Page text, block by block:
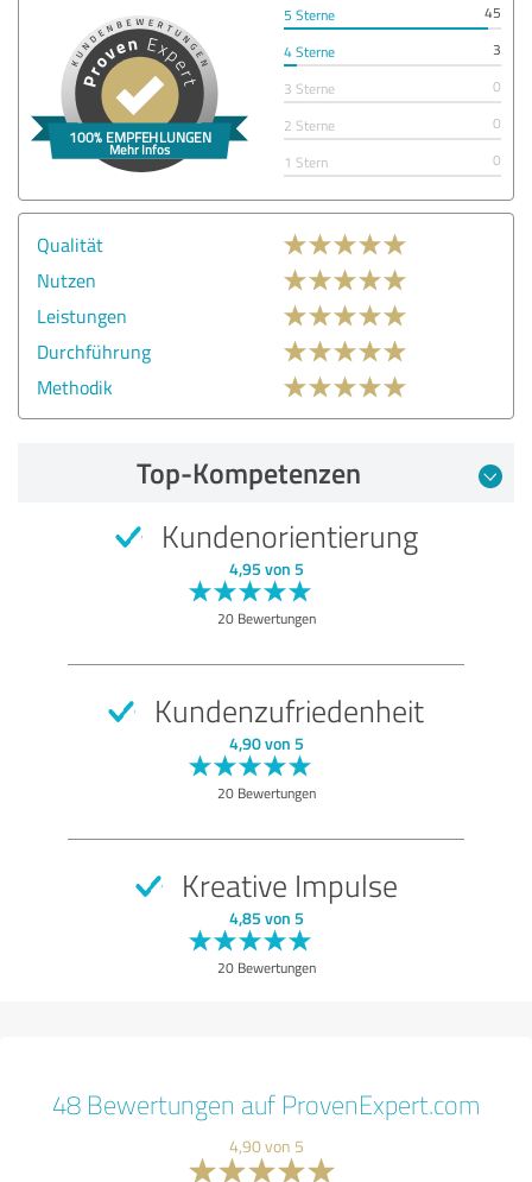
5 Sterne
45
4 Sterne
3
3 Sterne
0
2 Sterne
0
1 Stern
0
Qualität
Nutzen
Leistungen
Durchführung
Methodik
Top-Kompetenzen
Kundenorientierung
4,95 von 5
20 Bewertungen
Kundenzufriedenheit
4,90 von 5
20 Bewertungen
Kreative Impulse
4,85 von 5
20 Bewertungen
48 Bewertungen auf ProvenExpert.com
4,90 von 5